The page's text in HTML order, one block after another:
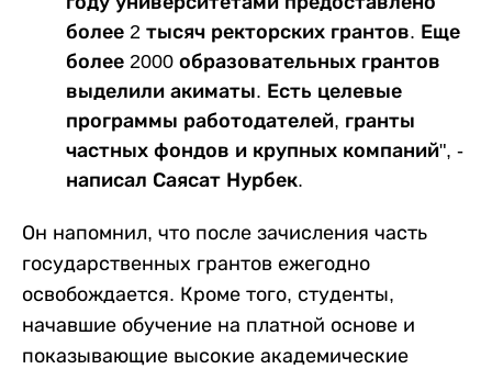
более 2 тысяч ректорских грантов. Еще
более 2000 образовательных грантов
выделили акиматы. Есть целевые
программы работодателей, гранты
частных фондов и крупных компаний", -
написал Саясат Нурбек.
Он напомнил, что после зачисления часть
государственных грантов ежегодно
освобождается. Кроме того, студенты,
начавшие обучение на платной основе и
показывающие высокие академические